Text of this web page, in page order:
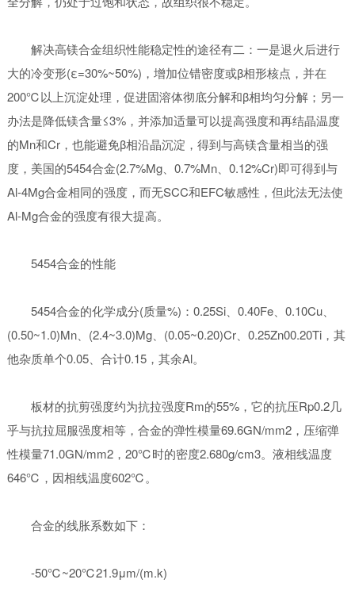
解决高镁合金组织性能稳定性的途径有二：一是退火后进行
大的冷变形(ε=30%~50%)，增加位错密度或β相形核点，并在
200℃以上沉淀处理，促进固溶体彻底分解和β相均匀分解；另一
办法是降低镁含量≤3%，并添加适量可以提高强度和再结晶温度
的Mn和Cr，也能避免β相沿晶沉淀，得到与高镁含量相当的强
度，美国的5454合金(2.7%Mg、0.7%Mn、0.12%Cr)即可得到与
Al-4Mg合金相同的强度，而无SCC和EFC敏感性，但此法无法使
Al-Mg合金的强度有很大提高。
5454合金的性能
5454合金的化学成分(质量%)：0.25Si、0.40Fe、0.10Cu、
(0.50~1.0)Mn、(2.4~3.0)Mg、(0.05~0.20)Cr、0.25Zn00.20Ti，其
他杂质单个0.05、合计0.15，其余Al。
板材的抗剪强度约为抗拉强度Rm的55%，它的抗压Rp0.2几
乎与抗拉屈服强度相等，合金的弹性模量69.6GN/mm2，压缩弹
性模量71.0GN/mm2，20℃时的密度2.680g/cm3。液相线温度
646℃，因相线温度602℃。
合金的线胀系数如下：
-50℃~20℃21.9μm/(m.k)